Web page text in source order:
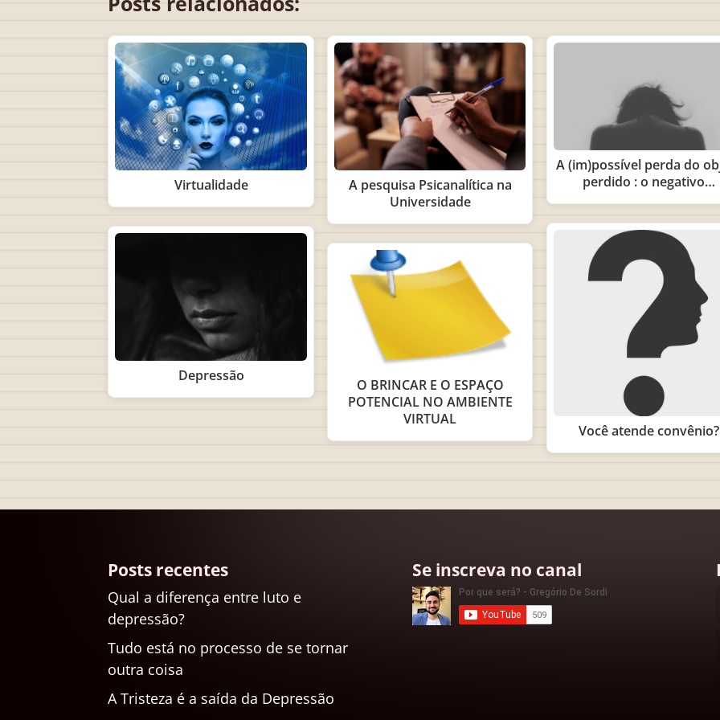
Virtualidade
Depressão
A pesquisa Psicanalítica na
Universidade
O BRINCAR E O ESPAÇO
POTENCIAL NO AMBIENTE
VIRTUAL
A (im)possível perda do
perdido : o negativo…
Você atende convênio?
Posts recentes
Qual a diferença entre luto e
depressão?
Tudo está no processo de se tornar
outra coisa
A Tristeza é a saída da Depressão
Se inscreva no canal